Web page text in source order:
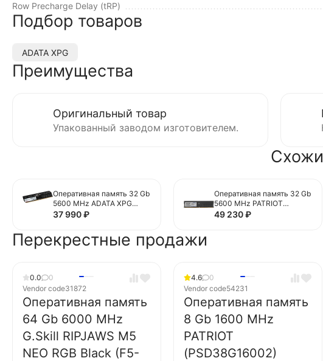
Row Precharge Delay (tRP)
Подбор товаров
ADATA XPG
Преимущества
Оригинальный товар
Упакованный заводом изготовителем.
Оперативная память 32 Gb
5600 MHz ADATA XPG
(AD5U560032G-S)
37 990₽
Оперативная память 32 Gb
5600 MHz PATRIOT
(PSD532G56002)
49 230₽
Перекрестные продажи
0.0
0
Vendor code31872
Оперативная память
64 Gb 6000 MHz
G.Skill RIPJAWS M5
NEO RGB Black (F5-
4.6
0
Vendor code54231
Оперативная память
8 Gb 1600 MHz
PATRIOT
(PSD38G16002)